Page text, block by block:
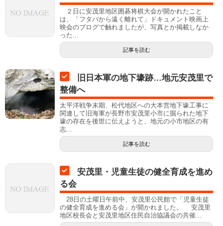
２日に安茂里地区囲碁将棋大会が開かれたこと
は、「フタバから遠く離れて」ドキュメント映画上
映会のブログで触れましたが、写真とか掲載しなか
った...
記事を読む
旧日本軍の地下壕跡…地元安茂里で
整備へ
太平洋戦争末期、松代地区への大本営地下壕工事に
関連して旧海軍が長野市安茂里小市に掘られた地下
壕の存在を後世に伝えようと、地元の小市地区の有
志...
記事を読む
安茂里・児童生徒の健全育成を進め
る会
28日の土曜日午前中、安茂里公民館で「児童生徒
の健全育成を進める会」が開かれました。 安茂里
地区校長会と安茂里地区住民自治協議会の共催...